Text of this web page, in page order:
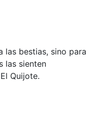
las bestias, sino para
las sienten
Quijote.